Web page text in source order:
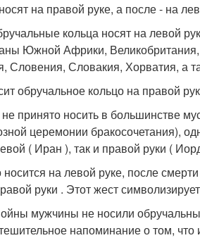
на правой руке, а после - на
кольца носят на левой
Южной Африки,
Словакия, Хорватия, а
обручальное кольцо на правой
принято носить в большинстве
церемонии бракосочетания),
( Иран ), так и правой руки (
носится на левой руке, после
руки . Этот жест
мужчины не носили
напоминание о том,